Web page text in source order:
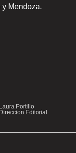
Mendoza.
Laura Portillo
Direccion Editorial